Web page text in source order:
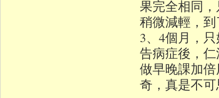
果完全相同
稍微減輕，
3、4個月，
告病症後，
做早晚課加
奇，真是不